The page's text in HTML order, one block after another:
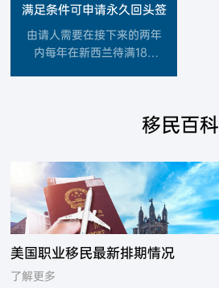
满足条件可申请永久回头签
由请人需要在接下来的两年
内每年在新西兰待满184
移民百科
美国职业移民最新排期情况
了解更多